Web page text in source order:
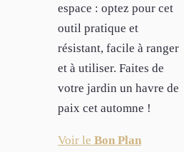
espace : optez pour cet
outil pratique et
résistant, facile à ranger
et à utiliser. Faites de
votre jardin un havre de
paix cet automne !
Voir le Bon Plan